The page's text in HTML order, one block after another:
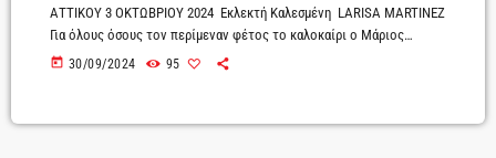
ΑΤΤΙΚΟΥ 3 ΟΚΤΩΒΡΙΟΥ 2024 Εκλεκτή Καλεσμένη LARISA MARTINEZ
Για όλους όσους τον περίμεναν φέτος το καλοκαίρι ο Μάριος
Φραγκούλης επιστρέφει στο Ηρώδειο για μία ανεπανάληπτη
εκλεκτή του καλεσμένη τη διακεκριμένη Αμερικανίδα σοπράνο Larisa
today 30/09/2024 95